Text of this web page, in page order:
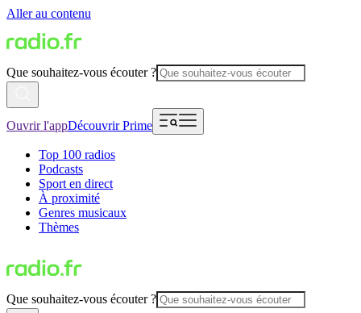
Aller au contenu
Que souhaitez-vous écouter ?
Ouvrir l'appDécouvrir Prime
Top 100 radios
Podcasts
Sport en direct
À proximité
Genres musicaux
Thèmes
Que souhaitez-vous écouter ?